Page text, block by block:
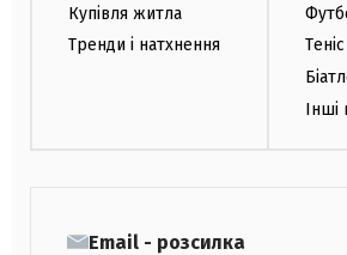
Купівля житла
Тренди і натхнення
Теніс
Інші
Email - розсилка